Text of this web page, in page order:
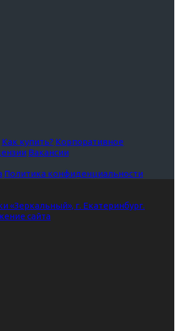
Как купить? Корпоративное
Вакансии
Политика конфиденциальности
«Зеркальный», г. Екатеринбург.
сайта